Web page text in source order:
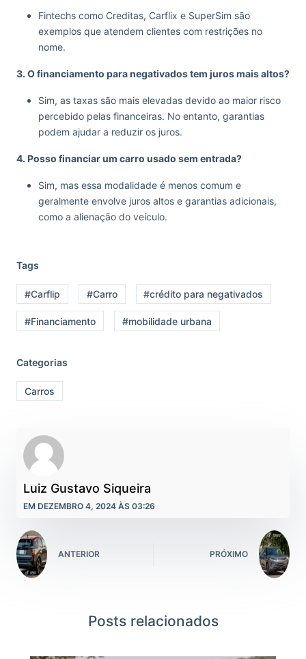
Fintechs como Creditas, Carflix e SuperSim são
exemplos que atendem clientes com restrições no
nome.
3. O financiamento para negativados tem juros mais altos?
Sim, as taxas são mais elevadas devido ao maior risco
percebido pelas financeiras. No entanto, garantias
podem ajudar a reduzir os juros.
4. Posso financiar um carro usado sem entrada?
Sim, mas essa modalidade é menos comum e
geralmente envolve juros altos e garantias adicionais,
como a alienação do veículo.
Tags
#Carflip #Carro #crédito para negativados
#Financiamento #mobilidade urbana
Categorias
Carros
Luiz Gustavo Siqueira
EM DEZEMBRO 4, 2024 ÀS 03:26
ANTERIOR PRÓXIMO
Posts relacionados